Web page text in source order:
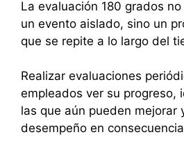
La evaluación 180 grados
un evento aislado, sino un
que se repite a lo largo del
Realizar evaluaciones
empleados ver su progreso,
las que aún pueden mejorar
desempeño en